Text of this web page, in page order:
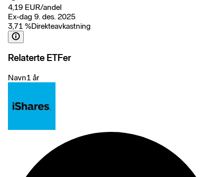
difference between the return of the Sub-Fund and the return of
the Index (the “Tracking Error”). The anticipated level of the
Tracking Error, under normal market conditions is expected to be
up to 1%.
4,19 EUR/andel
Ex-dag 9. des. 2025
3,71 %Direkteavkastning
Relaterte ETFer
Navn1 år